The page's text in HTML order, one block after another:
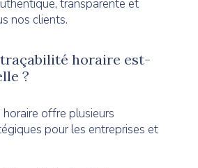
transparente et
nos clients.
horaire est-
?
offre plusieurs
pour les entreprises et